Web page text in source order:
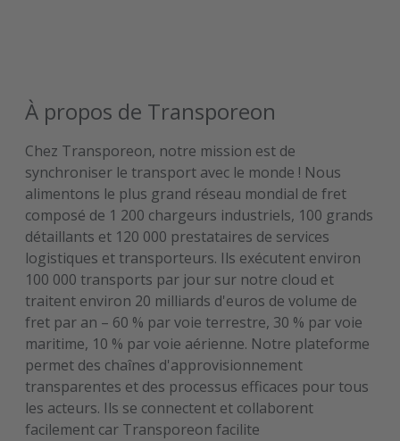
À propos de Transporeon
Chez Transporeon, notre mission est de
synchroniser le transport avec le monde ! Nous
alimentons le plus grand réseau mondial de fret
composé de 1 200 chargeurs industriels, 100 grands
détaillants et 120 000 prestataires de services
logistiques et transporteurs. Ils exécutent environ
100 000 transports par jour sur notre cloud et
traitent environ 20 milliards d'euros de volume de
fret par an – 60 % par voie terrestre, 30 % par voie
maritime, 10 % par voie aérienne. Notre plateforme
permet des chaînes d'approvisionnement
transparentes et des processus efficaces pour tous
les acteurs. Ils se connectent et collaborent
facilement car Transporeon facilite